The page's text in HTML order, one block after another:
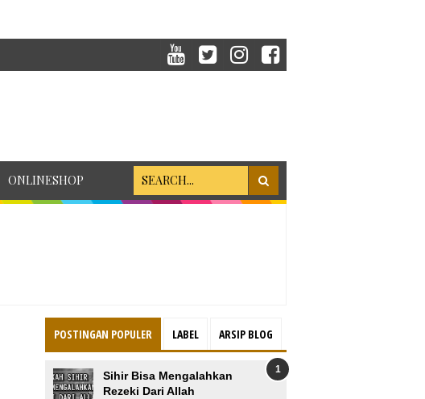
ONLINESHOP
POSTINGAN POPULER LABEL ARSIP BLOG
Sihir Bisa Mengalahkan
Rezeki Dari Allah